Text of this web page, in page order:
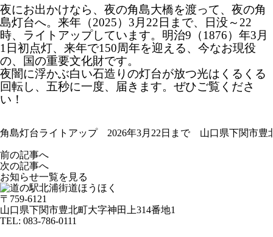
夜にお出かけなら、夜の角島大橋を渡って、夜の角
島灯台へ。来年（2025）3月22日まで、日没～22
時、ライトアップしています。明治9（1876）年3月
1日初点灯、来年で150周年を迎える、今なお現役
の、国の重要文化財です。
夜闇に浮かぶ白い石造りの灯台が放つ光はくるくる
回転し、五秒に一度、届きます。ぜひご覧くださ
い！
角島灯台ライトアップ 2026年3月22日まで 山口県下関市豊
前の記事へ
次の記事へ
お知らせ一覧を見る
〒759-6121
山口県下関市豊北町大字神田上314番地1
TEL: 083-786-0111